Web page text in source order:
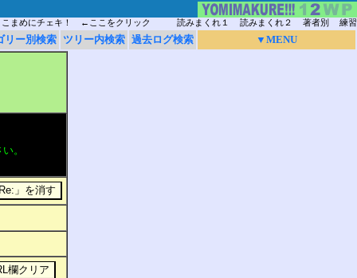
こまめにチェキ！ ←ここをクリック
読みまくれ１ 読みまくれ２ 著者別 練習
リー別検索 ツリー内検索 過去ログ検索 ▼MENU
。